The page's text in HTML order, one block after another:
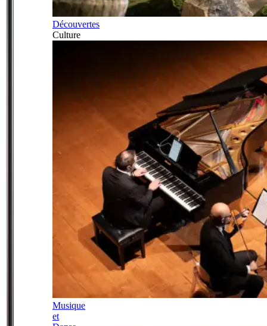
Découvertes
Culture
Musique
et